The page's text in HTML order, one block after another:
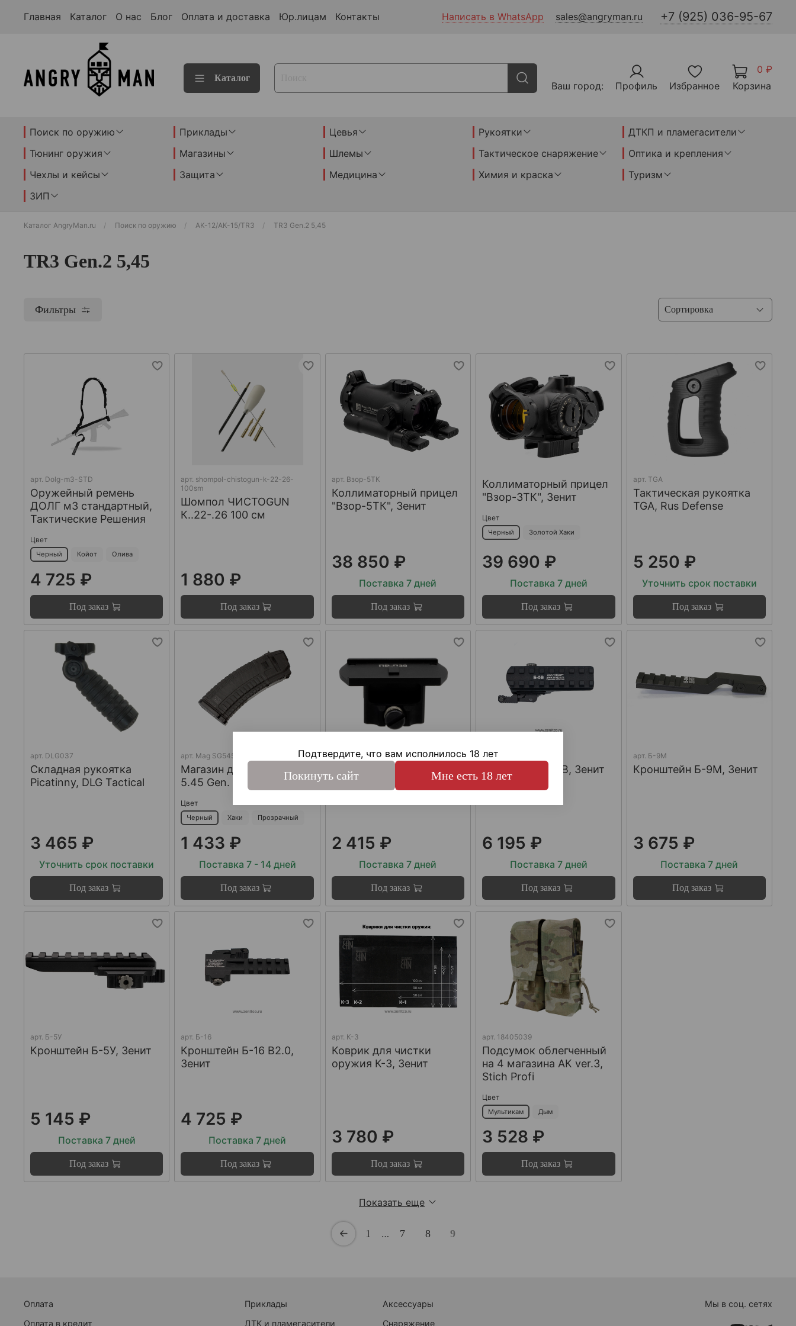
Главная Каталог О нас Блог Оплата и доставка Юр.лицам Контакты Написать в WhatsApp sales@angryman.ru +7 (925) 036-95-67
Каталог
Ваш город: Профиль Избранное
0 ₽
Корзина
Поиск по оружию Приклады Цевья Рукоятки
ДТКП и пламегасители
Тюнинг оружия
Магазины Шлемы Тактическое снаряжение
Оптика и крепления
Чехлы и кейсы
Защита Медицина Химия и краска
Туризм
ЗИП
Каталог AngryMan.ru Поиск по оружию АК-12/АК-15/TR3 TR3 Gen.2 5,45
TR3 Gen.2 5,45
Фильтры
арт. Dolg-m3-STD
Оружейный ремень
ДОЛГ м3 стандартный,
Тактические Решения
Цвет
Черный Койот Олива
4 725 ₽
Под заказ
арт. shompol-chistogun-k-22-26-
100sm
Шомпол ЧИСТОGUN
К..22-.26 100 см
1 880 ₽
Под заказ
арт. Взор-5ТК
Коллиматорный прицел
"Взор-5ТК", Зенит
38 850 ₽
Поставка 7 дней
Под заказ
Коллиматорный прицел
"Взор-3ТК", Зенит
Цвет
Черный Золотой Хаки
39 690 ₽
Поставка 7 дней
Под заказ
арт. TGA
Тактическая рукоятка
TGA, Rus Defense
5 250 ₽
Уточнить срок поставки
Под заказ
арт. DLG037
Складная рукоятка
Picatinny, DLG Tactical
3 465 ₽
Уточнить срок поставки
Под заказ
арт. Mag SG545 30 G2
Магазин для Сайги/АК
5.45 Gen. 2, PufGun
Цвет
Черный Хаки Прозрачный
1 433 ₽
Поставка 7 - 14 дней
Под заказ
арт.ПВ-П39
Платформа
установочная ПВ-П39,
2 415 ₽
Поставка 7 дней
Под заказ
арт.Б-5В
Кронштейн Б-5В, Зенит
6 195 ₽
Поставка 7 дней
Под заказ
арт. Б-9М
Кронштейн Б-9М, Зенит
3 675 ₽
Поставка 7 дней
Под заказ
арт. Б-5У
Кронштейн Б-5У, Зенит
5 145 ₽
Поставка 7 дней
Под заказ
арт. Б-16
Кронштейн Б-16 В2.0,
Зенит
4 725 ₽
Поставка 7 дней
Под заказ
арт. К-3
Коврик для чистки
оружия К-3, Зенит
3 780 ₽
Под заказ
арт. 18405039
Подсумок облегченный
на 4 магазина АК ver.3,
Stich Profi
Цвет
Мультикам Дым
3 528 ₽
Под заказ
Показать еще
1 … 7 8 9
Оплата
Оплата в кредит
Приклады
ДТК и пламегасители
Аксессуары
Снаряжение
Мы в соц. сетях
Подтвердите, что вам исполнилось 18 лет
Покинуть сайт Мне есть 18 лет